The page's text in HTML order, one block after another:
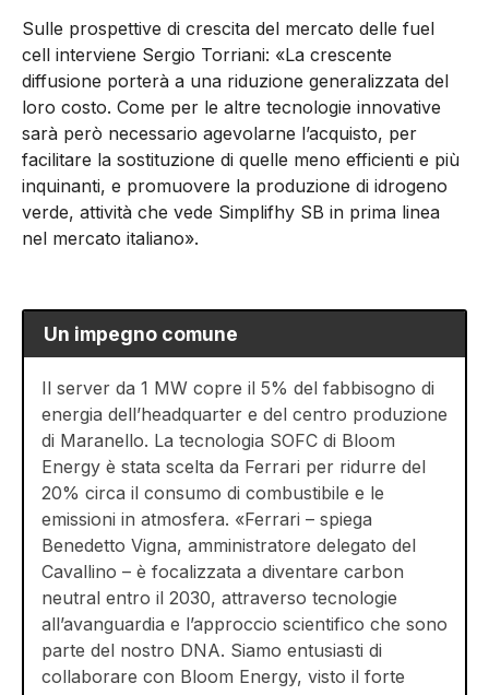
Sulle prospettive di crescita del mercato delle fuel
cell interviene Sergio Torriani: «La crescente
diffusione porterà a una riduzione generalizzata del
loro costo. Come per le altre tecnologie innovative
sarà però necessario agevolarne l’acquisto, per
facilitare la sostituzione di quelle meno efficienti e più
inquinanti, e promuovere la produzione di idrogeno
verde, attività che vede Simplifhy SB in prima linea
nel mercato italiano».
Un impegno comune
Il server da 1 MW copre il 5% del fabbisogno di
energia dell’headquarter e del centro produzione
di Maranello. La tecnologia SOFC di Bloom
Energy è stata scelta da Ferrari per ridurre del
20% circa il consumo di combustibile e le
emissioni in atmosfera. «Ferrari – spiega
Benedetto Vigna, amministratore delegato del
Cavallino – è focalizzata a diventare carbon
neutral entro il 2030, attraverso tecnologie
all’avanguardia e l’approccio scientifico che sono
parte del nostro DNA. Siamo entusiasti di
collaborare con Bloom Energy, visto il forte